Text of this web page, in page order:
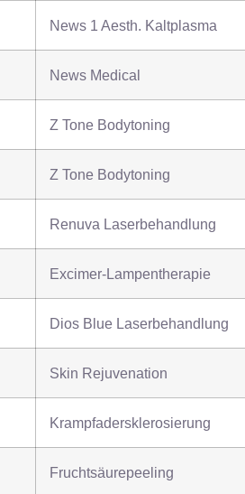
News 1 Aesth. Kaltplasma
News Medical
Z Tone Bodytoning
Z Tone Bodytoning
Renuva Laserbehandlung
Excimer-Lampentherapie
Dios Blue Laserbehandlung
Skin Rejuvenation
Krampfadersklerosierung
Fruchtsäurepeeling